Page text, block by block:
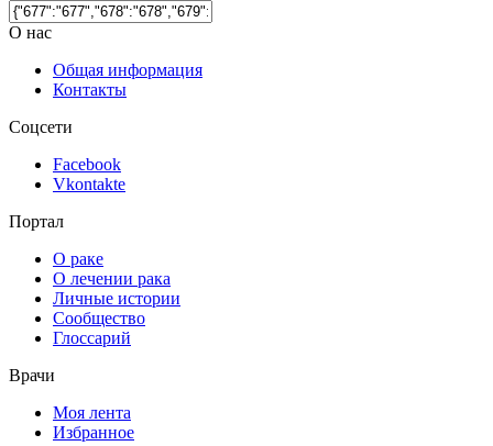
О нас
Общая информация
Контакты
Соцсети
Facebook
Vkontakte
Портал
О раке
О лечении рака
Личные истории
Сообщество
Глоссарий
Врачи
Моя лента
Избранное